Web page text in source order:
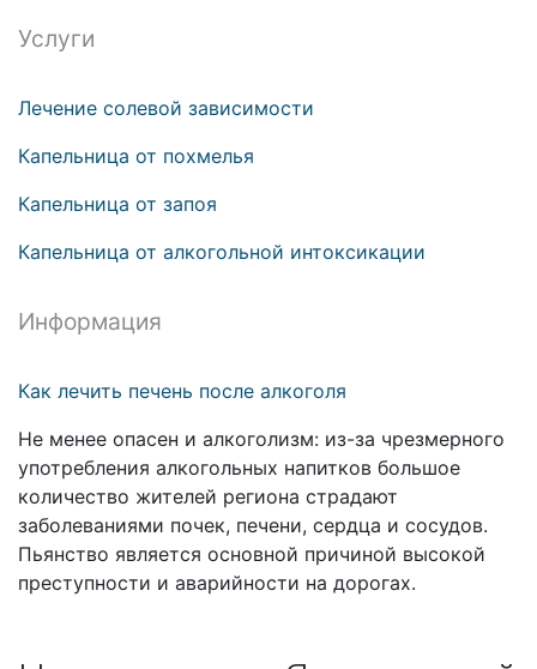
Услуги
Лечение солевой зависимости
Капельница от похмелья
Капельница от запоя
Капельница от алкогольной интоксикации
Информация
Как лечить печень после алкоголя
Не менее опасен и алкоголизм: из-за чрезмерного
употребления алкогольных напитков большое
количество жителей региона страдают
заболеваниями почек, печени, сердца и сосудов.
Пьянство является основной причиной высокой
преступности и аварийности на дорогах.